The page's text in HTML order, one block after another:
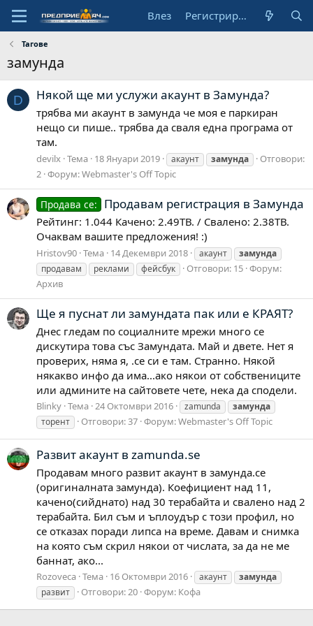
Влез Регистрирай се
Тагове
замунда
D Някой ще ми услужи акаунт в Замунда?
трябва ми акаунт в замунда че моя е паркиран
нещо си пише.. трябва да сваля една програма от
там.
devilx Тема 18 Януари 2019 акаунт замунда
Отговори:
2 Форум:Webmaster's Off Topic
Продава се: Продавам регистрация в Замунда
Рейтинг: 1.044 Качено: 2.49ТВ. / Свалено: 2.38ТВ.
Очаквам вашите предложения! :)
Hristov90 Тема 14 Декември 2018 акаунт
замунда
продавам
реклами фейсбук Отговори: 15 Форум:
Архив
Ще я пуснат ли замундата пак или е КРАЯТ?
Днес гледам по социалните мрежи много се
дискутира това със Замундата. Май и двете. Нет я
проверих, няма я, .се си е там. Странно. Някой
някакво инфо да има...ако някои от собствениците
или админите на сайтовете чете, нека да сподели.
Blinky Тема 24 Октомври 2016 zamunda
замунда
торент
Отговори: 37 Форум:Webmaster's Off Topic
Развит акаунт в zamunda.se
Продавам много развит акаунт в замунда.се
(оригиналната замунда). Коефициент над 11,
качено(сийднато) над 30 терабайта и свалено над 2
терабайта. Бил съм и ъплоудър с този профил, но
се отказах поради липса на време. Давам и снимка
на която съм скрил някои от числата, за да не ме
баннат, ако...
Rozoveca Тема 16 Октомври 2016 акаунт
замунда
развит
Отговори: 20 Форум: Кофа